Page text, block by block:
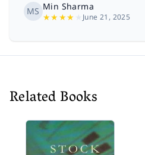
MS Min Sharma
★★★★ June 21, 2025
Related Books